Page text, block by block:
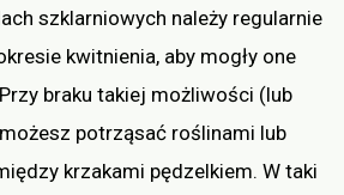
szklarniowych należy regularnie
kwitnienia, aby mogły one
braku takiej możliwości (lub
potrząsać roślinami lub
krzakami pędzelkiem. W taki